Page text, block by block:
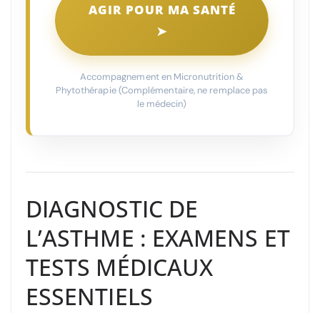
AGIR POUR MA SANTÉ
➤
Accompagnement en Micronutrition &
Phytothérapie (Complémentaire, ne remplace pas
le médecin)
DIAGNOSTIC DE
L’ASTHME : EXAMENS ET
TESTS MÉDICAUX
ESSENTIELS